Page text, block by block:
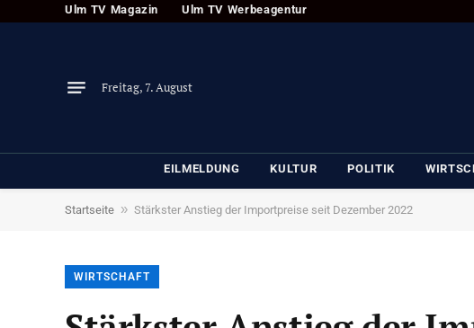
Ulm TV Magazin Ulm TV Werbeagentur
Freitag, 7. August
EILMELDUNG KULTUR POLITIK
Startseite » Stärkster Anstieg der Importpreise seit Dezember 2022
WIRTSCHAFT